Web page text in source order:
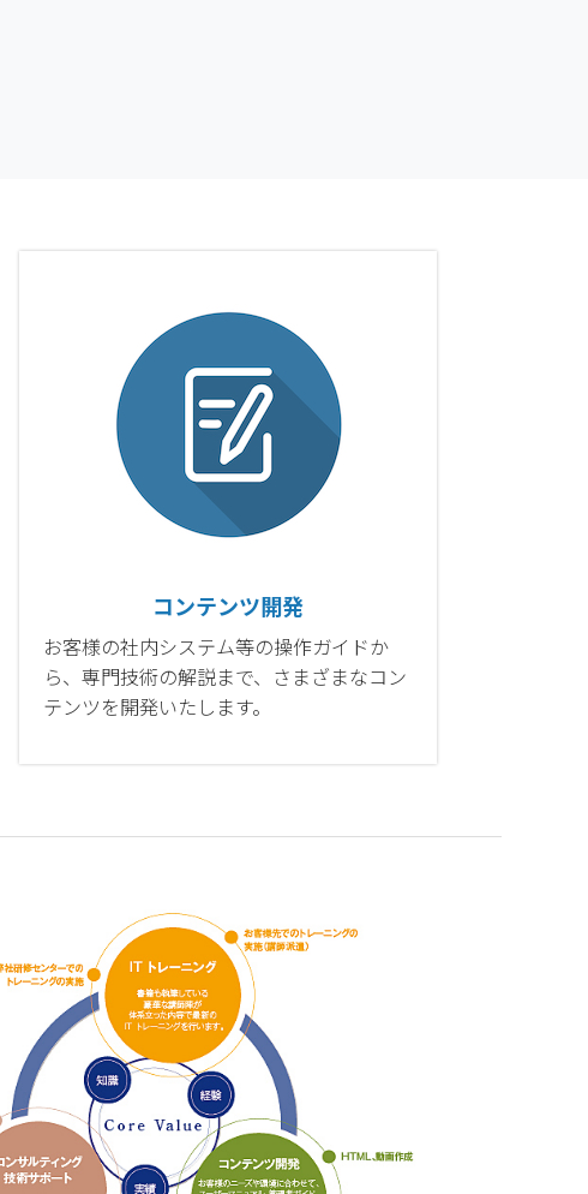
コンテンツ開発
お客様の社内システム等の操作ガイドか
ら、専門技術の解説まで、さまざまなコン
テンツを開発いたします。